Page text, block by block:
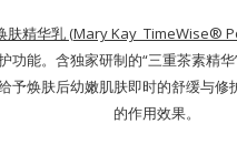
肤精华乳 (Mary Kay TimeWise®
功能。含独家研制的“三重茶素精
予焕肤后幼嫩肌肤即时的舒缓与
的作用效果。